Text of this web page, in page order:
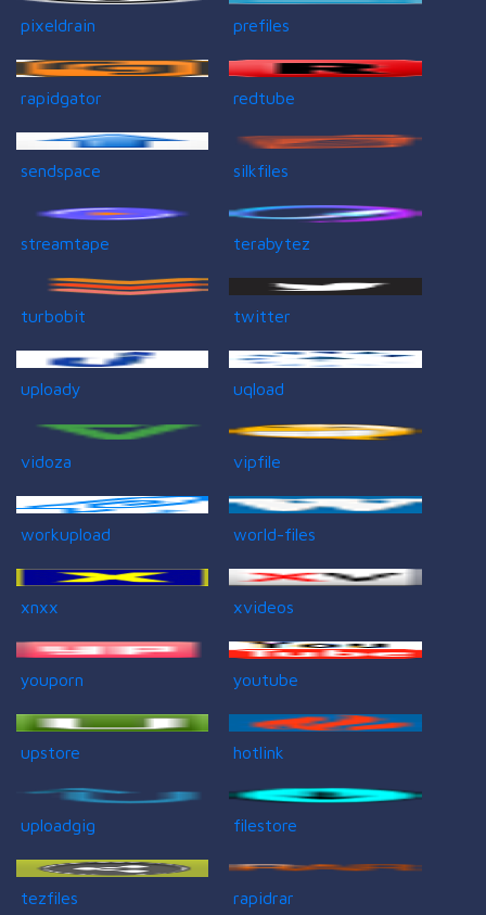
pixeldrain prefiles
rapidgator redtube
sendspace silkfiles
streamtape terabytez
turbobit twitter
uploady uqload
vidoza vipfile
workupload world-files
xnxx xvideos
youporn youtube
upstore hotlink
uploadgig filestore
tezfiles rapidrar